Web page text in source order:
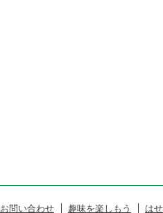
お問い合わせ 趣味を楽しもう は